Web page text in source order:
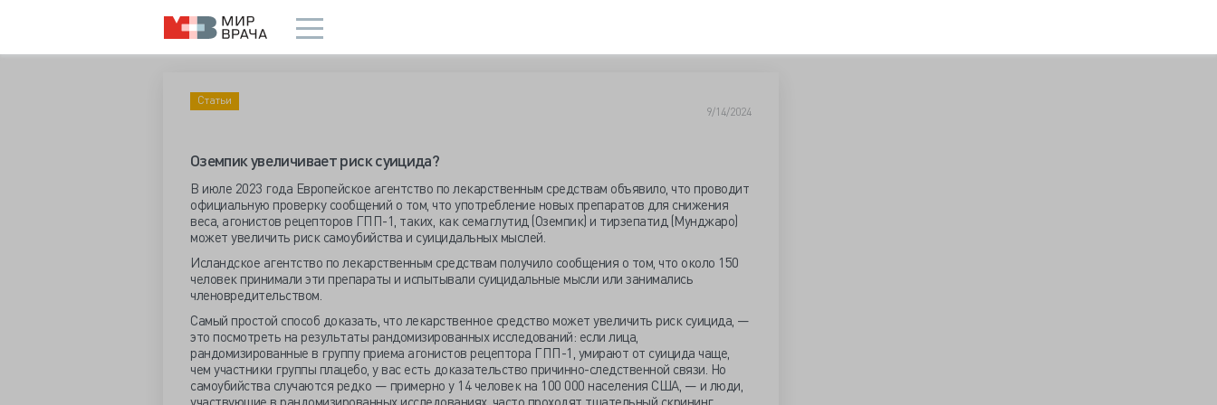
Статьи
9/14/2024
Оземпик увеличивает риск суицида?
В июле 2023 года Европейское агентство по лекарственным средствам объявило, что проводит
официальную проверку сообщений о том, что употребление новых препаратов для снижения
веса, агонистов рецепторов ГПП-1, таких, как семаглутид (Оземпик) и тирзепатид (Мунджаро)
может увеличить риск самоубийства и суицидальных мыслей.
Исландское агентство по лекарственным средствам получило сообщения о том, что около 150
человек принимали эти препараты и испытывали суицидальные мысли или занимались
членовредительством.
Самый простой способ доказать, что лекарственное средство может увеличить риск суицида, —
это посмотреть на результаты рандомизированных исследований: если лица,
рандомизированные в группу приема агонистов рецептора ГПП-1, умирают от суицида чаще,
чем участники группы плацебо, у вас есть доказательство причинно-следственной связи. Но
самоубийства случаются редко — примерно у 14 человек на 100 000 населения США, — и люди,
участвующие в рандомизированных исследованиях, часто проходят тщательный скрининг,